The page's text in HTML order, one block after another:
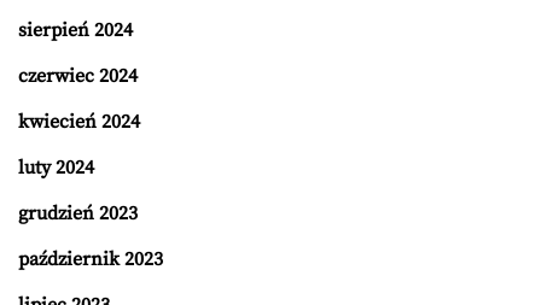
sierpień 2024
czerwiec 2024
kwiecień 2024
luty 2024
grudzień 2023
październik 2023